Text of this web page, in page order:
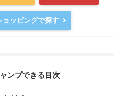
ッピングで探す
ンプできる目次